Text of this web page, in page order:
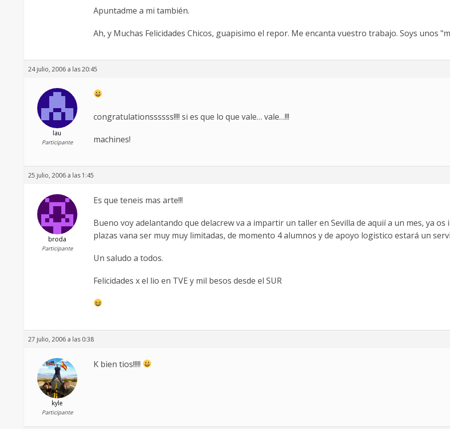
Apuntadme a mi también.
Ah, y Muchas Felicidades Chicos, guapisimo el repor. Me encanta vuestro trabajo. Soys unos
24 julio, 2006 a las 20:45
lau
Participante
congratulationssssss!!!! si es que lo que vale… vale…!!!
machines!
25 julio, 2006 a las 1:45
broda
Participante
Es que teneis mas arte!!!
Bueno voy adelantando que delacrew va a impartir un taller en Sevilla de aquií a un mes, ya
plazas vana ser muy muy limitadas, de momento 4 alumnos y de apoyo logistico estará un
Un saludo a todos.
Felicidades x el lio en TVE y mil besos desde el SUR
27 julio, 2006 a las 0:38
kyle
Participante
K bien tios!!!!!